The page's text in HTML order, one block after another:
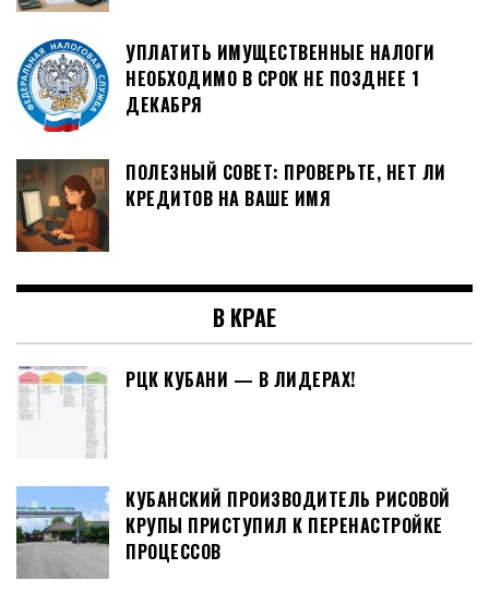
УПЛАТИТЬ ИМУЩЕСТВЕННЫЕ НАЛОГИ
НЕОБХОДИМО В СРОК НЕ ПОЗДНЕЕ 1
ДЕКАБРЯ
ПОЛЕЗНЫЙ СОВЕТ: ПРОВЕРЬТЕ, НЕТ ЛИ
КРЕДИТОВ НА ВАШЕ ИМЯ
В КРАЕ
РЦК КУБАНИ — В ЛИДЕРАХ!
КУБАНСКИЙ ПРОИЗВОДИТЕЛЬ РИСОВОЙ
КРУПЫ ПРИСТУПИЛ К ПЕРЕНАСТРОЙКЕ
ПРОЦЕССОВ